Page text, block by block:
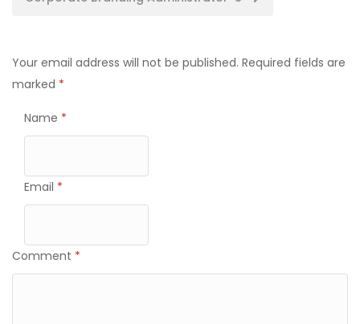
Your email address will not be published. Required fields are
marked *
Name *
Email *
Comment *